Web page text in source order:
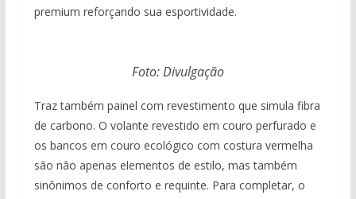
premium reforçando sua esportividade.
Foto: Divulgação
Traz também painel com revestimento que simula fibra
de carbono. O volante revestido em couro perfurado e
os bancos em couro ecológico com costura vermelha
são não apenas elementos de estilo, mas também
sinônimos de conforto e requinte. Para completar, o